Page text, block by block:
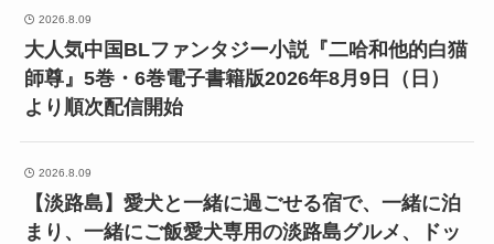
2026.8.09
大人気中国BLファンタジー小説『二哈和他的白猫
師尊』5巻・6巻電子書籍版2026年8月9日（日）
より順次配信開始
2026.8.09
【淡路島】愛犬と一緒に過ごせる宿で、一緒に泊
まり、一緒にご飯愛犬専用の淡路島グルメ、ドッ